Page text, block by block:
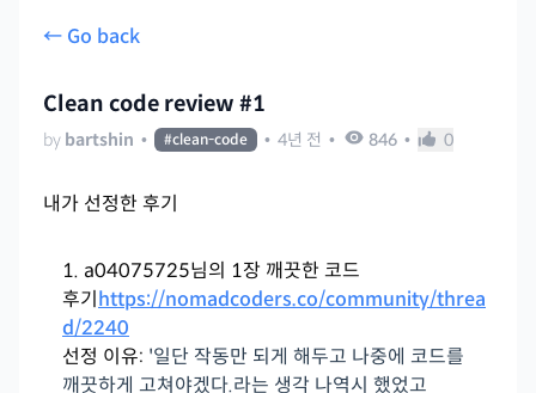
← Go back
Clean code review #1
by bartshin • #clean-code • 4년 전 • 846 • 0
내가 선정한 후기
a04075725님의 1장 깨끗한 코드
후기 https://nomadcoders.co/community/threa
d/2240
선정 이유: '일단 작동만 되게 해두고 나중에 코드를
깨끗하게 고쳐야겠다.라는 생각 나역시 했었고